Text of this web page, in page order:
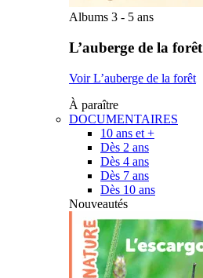
Albums 3 - 5 ans
L’auberge de la forêt
Voir L’auberge de la forêt
À paraître
DOCUMENTAIRES
10 ans et +
Dès 2 ans
Dès 4 ans
Dès 7 ans
Dès 10 ans
Nouveautés